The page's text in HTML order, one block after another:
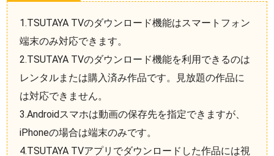
1.TSUTAYA TVのダウンロード機能はスマートフォン
端末のみ対応できます。
2.TSUTAYA TVのダウンロード機能を利用できるのは
レンタルまたは購入済み作品です。見放題の作品に
は対応できません。
3.Androidスマホは動画の保存先を指定できますが、
iPhoneの場合は端末のみです。
4.TSUTAYA TVアプリでダウンロードした作品には視